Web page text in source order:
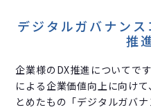
デジタルガバナン
推
企業様のDX推進についてで
による企業価値向上に向け
とめたもの「デジタルガバ